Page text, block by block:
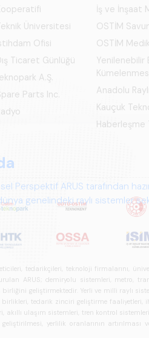
Üniversitesi
Ofisi
Ticaret Günlüğü
A.Ş.
Parts Inc.
İş ve İnşaat
OSTİM
OSTİM
Yenilenebilir
Anadolu
Kauçuk
Haberleşme
tedarikçileri, teknoloji firmalarını,
ARUS; demiryolu sistemleri, metro,
geliştirmektedir. Yerli ve milli raylı
tedarik zinciri geliştirme
ulaşım sistemleri, tren kontrol
yerlilik oranlarının